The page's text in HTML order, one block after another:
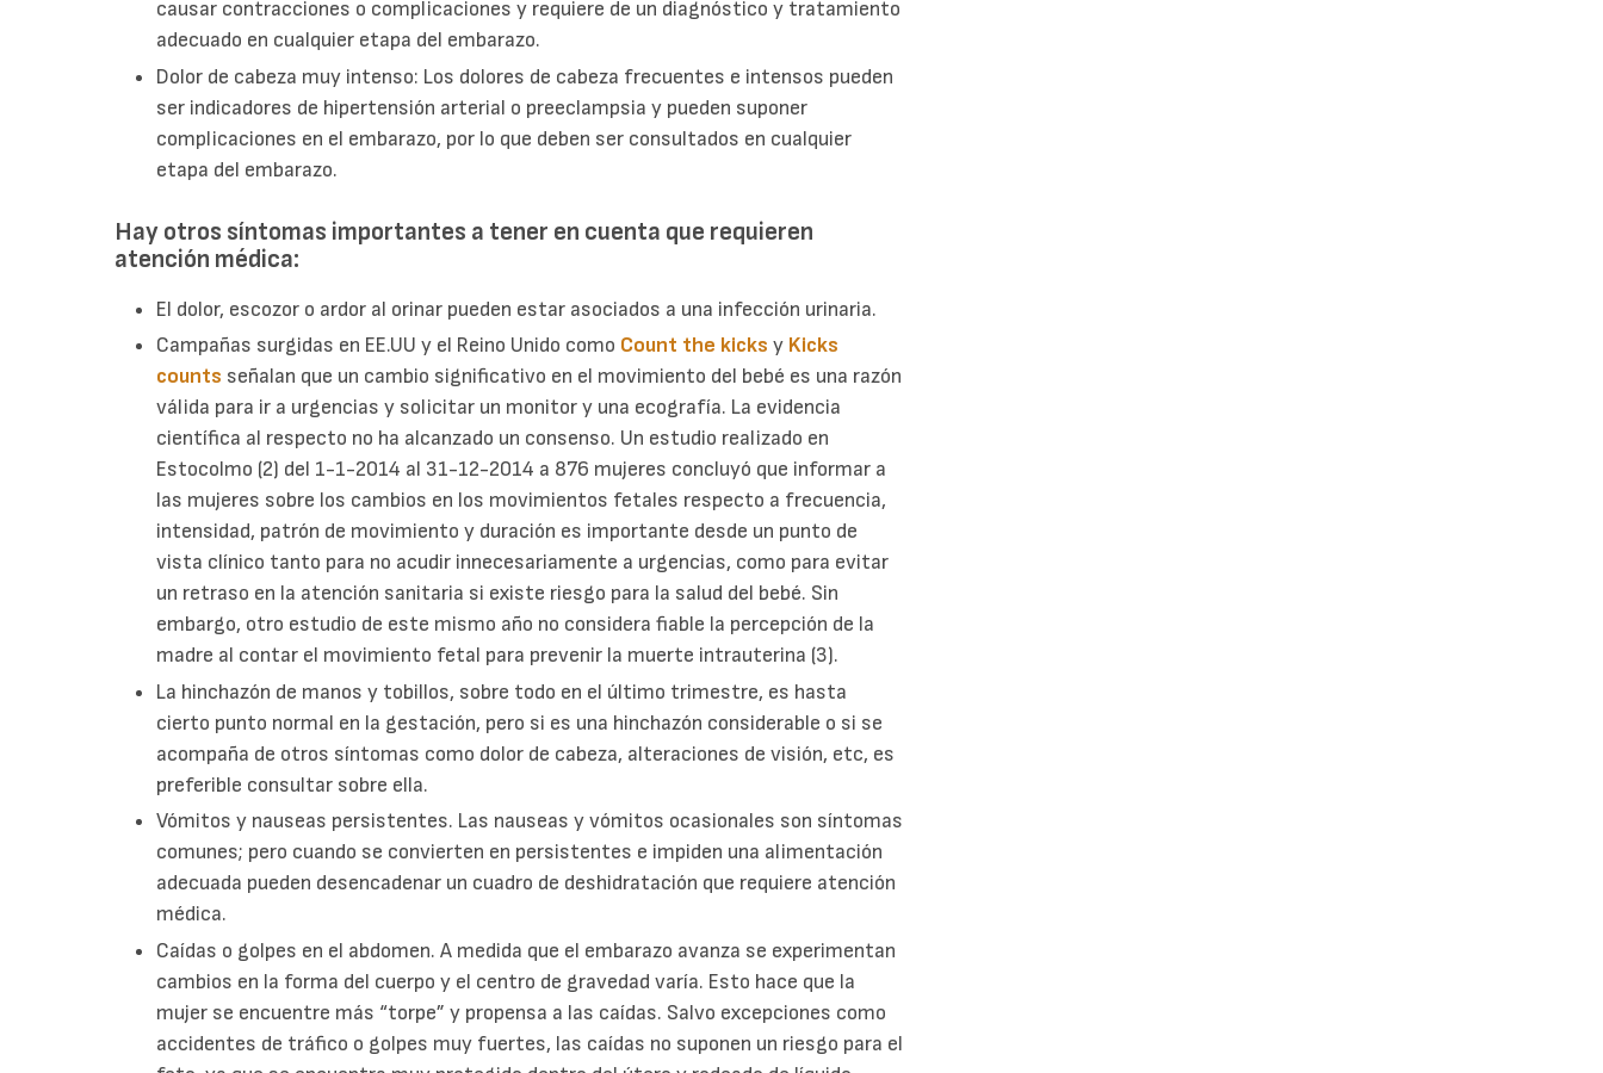
causar contracciones o complicaciones y requiere de un diagnóstico y tratamiento
adecuado en cualquier etapa del embarazo.
Dolor de cabeza muy intenso: Los dolores de cabeza frecuentes e intensos pueden
ser indicadores de hipertensión arterial o preeclampsia y pueden suponer
complicaciones en el embarazo, por lo que deben ser consultados en cualquier
etapa del embarazo.
Hay otros síntomas importantes a tener en cuenta que requieren
atención médica:
El dolor, escozor o ardor al orinar pueden estar asociados a una infección urinaria.
Campañas surgidas en EE.UU y el Reino Unido como Count the kicks y Kicks
counts señalan que un cambio significativo en el movimiento del bebé es una razón
válida para ir a urgencias y solicitar un monitor y una ecografía. La evidencia
científica al respecto no ha alcanzado un consenso. Un estudio realizado en
Estocolmo (2) del 1-1-2014 al 31-12-2014 a 876 mujeres concluyó que informar a
las mujeres sobre los cambios en los movimientos fetales respecto a frecuencia,
intensidad, patrón de movimiento y duración es importante desde un punto de
vista clínico tanto para no acudir innecesariamente a urgencias, como para evitar
un retraso en la atención sanitaria si existe riesgo para la salud del bebé. Sin
embargo, otro estudio de este mismo año no considera fiable la percepción de la
madre al contar el movimiento fetal para prevenir la muerte intrauterina (3).
La hinchazón de manos y tobillos, sobre todo en el último trimestre, es hasta
cierto punto normal en la gestación, pero si es una hinchazón considerable o si se
acompaña de otros síntomas como dolor de cabeza, alteraciones de visión, etc, es
preferible consultar sobre ella.
Vómitos y nauseas persistentes. Las nauseas y vómitos ocasionales son síntomas
comunes; pero cuando se convierten en persistentes e impiden una alimentación
adecuada pueden desencadenar un cuadro de deshidratación que requiere atención
médica.
Caídas o golpes en el abdomen. A medida que el embarazo avanza se experimentan
cambios en la forma del cuerpo y el centro de gravedad varía. Esto hace que la
mujer se encuentre más “torpe” y propensa a las caídas. Salvo excepciones como
accidentes de tráfico o golpes muy fuertes, las caídas no suponen un riesgo para el